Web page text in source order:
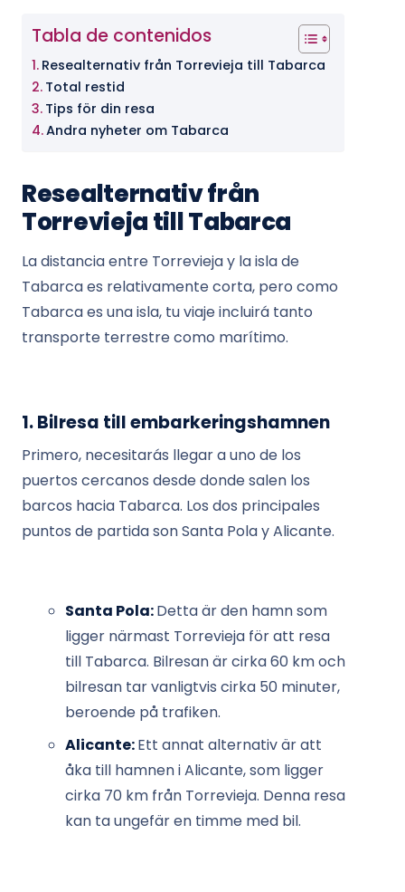
Tabla de contenidos
Resealternativ från Torrevieja till Tabarca
Total restid
Tips för din resa
Andra nyheter om Tabarca
Resealternativ från
Torrevieja till Tabarca
La distancia entre Torrevieja y la isla de
Tabarca es relativamente corta, pero como
Tabarca es una isla, tu viaje incluirá tanto
transporte terrestre como marítimo.
1. Bilresa till embarkeringshamnen
Primero, necesitarás llegar a uno de los
puertos cercanos desde donde salen los
barcos hacia Tabarca. Los dos principales
puntos de partida son Santa Pola y Alicante.
Santa Pola:Detta är den hamn som
ligger närmast Torrevieja för att resa
till Tabarca. Bilresan är cirka 60 km och
bilresan tar vanligtvis cirka 50 minuter,
beroende på trafiken.
Alicante:Ett annat alternativ är att
åka till hamnen i Alicante, som ligger
cirka 70 km från Torrevieja. Denna resa
kan ta ungefär en timme med bil.